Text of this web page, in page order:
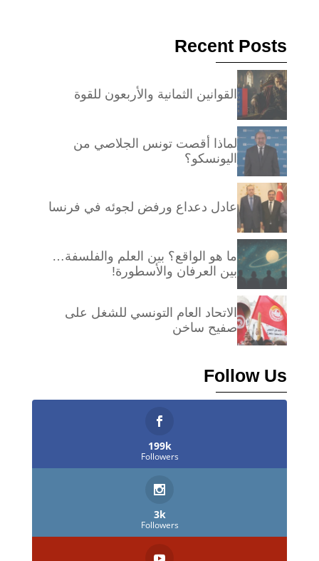
Recent Posts
القوانين الثمانية والأربعون للقوة
لماذا أقصت تونس الجلاصي من
اليونسكو؟
عادل دعداع ورفض لجوئه في فرنسا
ما هو الواقع؟ بين العلم والفلسفة…
بين العرفان والأسطورة!
الاتحاد العام التونسي للشغل على
صفيح ساخن
Follow Us
199k
Followers
3k
Followers